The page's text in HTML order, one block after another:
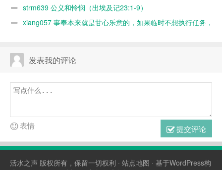
strm639 公义和怜悯（出埃及记23:1-9）
xiang057 事奉本来就是甘心乐意的，如果临时不想执行任务，
发表我的评论
提交评论
表情
活水之声 版权所有，保留一切权利 · 站点地图 · 基于WordPress构